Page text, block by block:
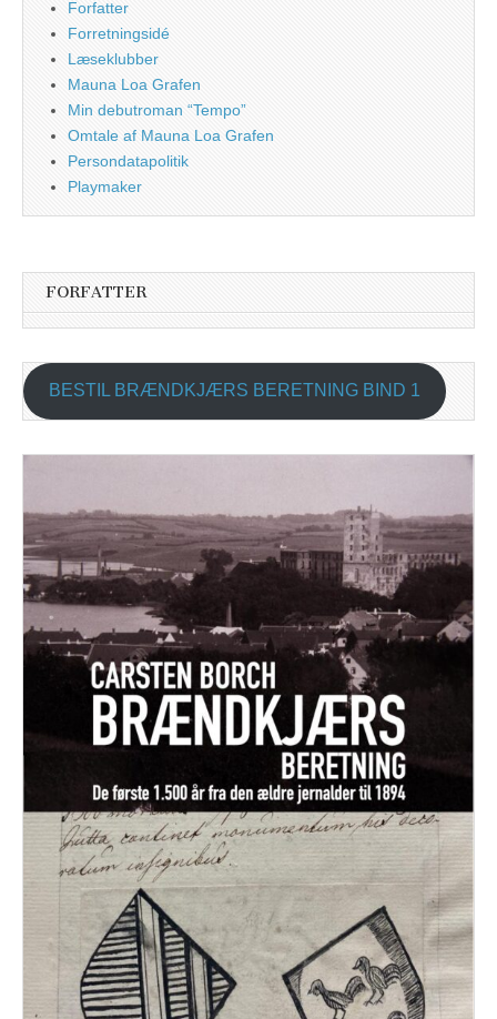
Forfatter
Forretningsidé
Læseklubber
Mauna Loa Grafen
Min debutroman “Tempo”
Omtale af Mauna Loa Grafen
Persondatapolitik
Playmaker
FORFATTER
BESTIL BRÆNDKJÆRS BERETNING BIND 1